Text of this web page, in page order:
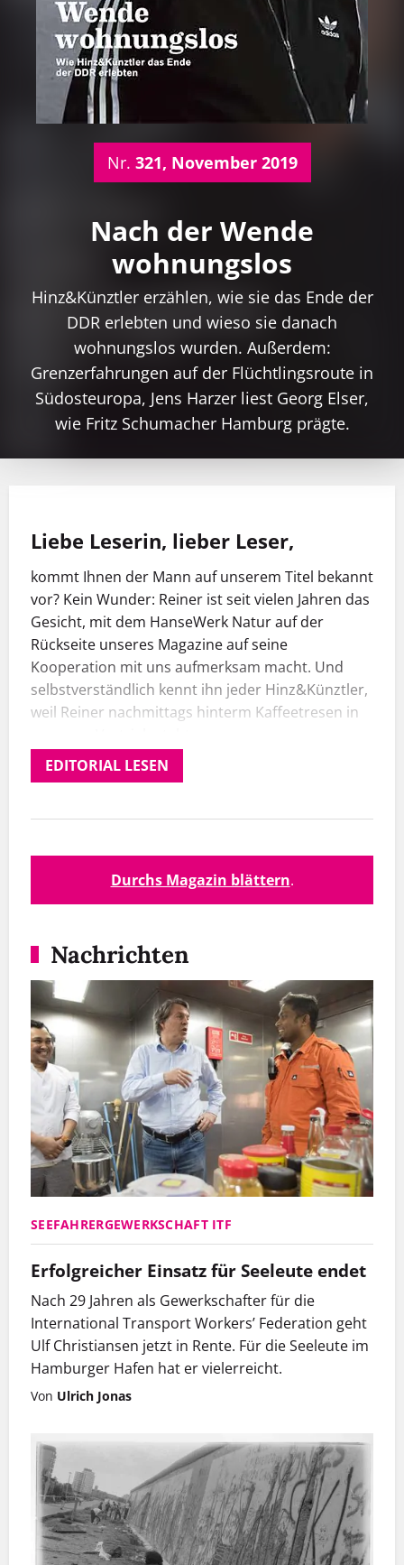
Nr. 321, November 2019
Nach der Wende
wohnungslos
Hinz&Künztler erzählen, wie sie das Ende der
DDR erlebten und wieso sie danach
wohnungslos wurden. Außerdem:
Grenzerfahrungen auf der Flüchtlingsroute in
Südosteuropa, Jens Harzer liest Georg Elser,
wie Fritz Schumacher Hamburg prägte.
Liebe Leserin, lieber Leser,
kommt Ihnen der Mann auf unserem Titel bekannt
vor? Kein Wunder: Reiner ist seit vielen Jahren das
Gesicht, mit dem HanseWerk Natur auf der
Rückseite unseres Magazine auf seine
Kooperation mit uns aufmerksam macht. Und
selbstverständlich kennt ihn jeder Hinz&Künztler,
weil Reiner nachmittags hinterm Kaffeetresen in
Das ist aber nicht der Grund dafür, dass er es auf
Hinz&Künztler, die aus der DDR stammen,
erlebt ­haben. Und wir haben recherchiert, wie der
ostdeutsche Staat mit Obdachlosen umgegangen
ist – die es auch in der DDR gab.
Ich musste in den vergangenen Wochen viel über
meine Reise an die Außengrenzen der EU
nachdenken. Mit der Diakonie war ich in Ungarn,
Serbien und Rumänien. Die anderen
Reiseteilnehmer arbeiten alle mit Flüchtlingen. Wir
haben uns mit Sozialarbeitern, Juristen und
Menschenrechtsexperten ­getroffen. Natürlich ist
vieles bekannt, aber vor Ort zu erfahren, wie
Flüchtlinge behandelt werden, und das in Europa,
das war schockierend. Meinen Reisebericht lesen
Sie im Magazin.
Ex-Wohnungslose fordern Bürgermeister Peter
Obdachlosigkeit auf; KZ-Gedenkstättenleiter
Detlef Garbe erzählt seine Lebensgeschichte; und
Schauspieler Jens Harzer erzählt uns im Interview,
wieso er aus den Verhörprotokollen des Hitler-
Attentäters Georg Elser liest.
Ihre Birgit Müller (Chefredakteurin)
In der November-Ausgabe
EDITORIAL LESEN
Durchs Magazin blättern.
Nachrichten
SEEFAHRERGEWERKSCHAFT ITF
Erfolgreicher Einsatz für Seeleute endet
Nach 29 Jahren als Gewerkschafter für die
International Transport Workers’ Federation geht
Ulf Christiansen jetzt in Rente. Für die Seeleute im
Hamburger Hafen hat er vielerreicht.
Von Ulrich Jonas